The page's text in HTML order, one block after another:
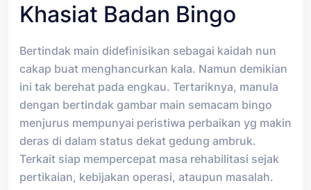
Khasiat Badan Bingo
Bertindak main didefinisikan sebagai kaidah nun
cakap buat menghancurkan kala. Namun demikian
ini tak berehat pada engkau. Tertariknya, manula
dengan bertindak gambar main semacam bingo
menjurus mempunyai peristiwa perbaikan yg makin
deras di dalam status dekat gedung ambruk.
Terkait siap mempercepat masa rehabilitasi sejak
pertikaian, kebijakan operasi, ataupun masalah.